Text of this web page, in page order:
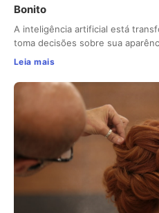
Bonito
A inteligência artificial está
toma decisões sobre sua
Leia mais